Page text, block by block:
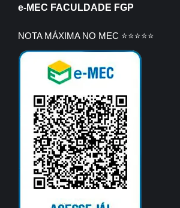
e-MEC FACULDADE FGP
NOTA MÁXIMA NO MEC ⭐⭐⭐⭐⭐